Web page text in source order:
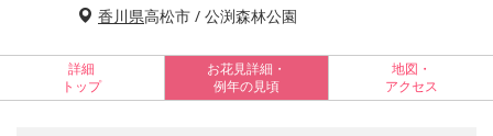
香川県高松市 / 公渕森林公園
詳細
トップ
お花見詳細・
例年の見頃
地図・
アクセス